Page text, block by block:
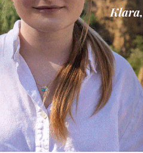
Articolo precedente
Coppia di Vaggio cerca di affrontare
le giornate in casa condividendole con
gli altri
Ultime Notizie